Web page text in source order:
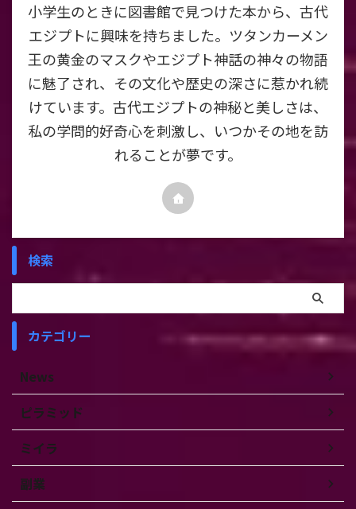
小学生のときに図書館で見つけた本から、古代
エジプトに興味を持ちました。ツタンカーメン
王の黄金のマスクやエジプト神話の神々の物語
に魅了され、その文化や歴史の深さに惹かれ続
けています。古代エジプトの神秘と美しさは、
私の学問的好奇心を刺激し、いつかその地を訪
れることが夢です。
検索
カテゴリー
News
ピラミッド
ミイラ
副業